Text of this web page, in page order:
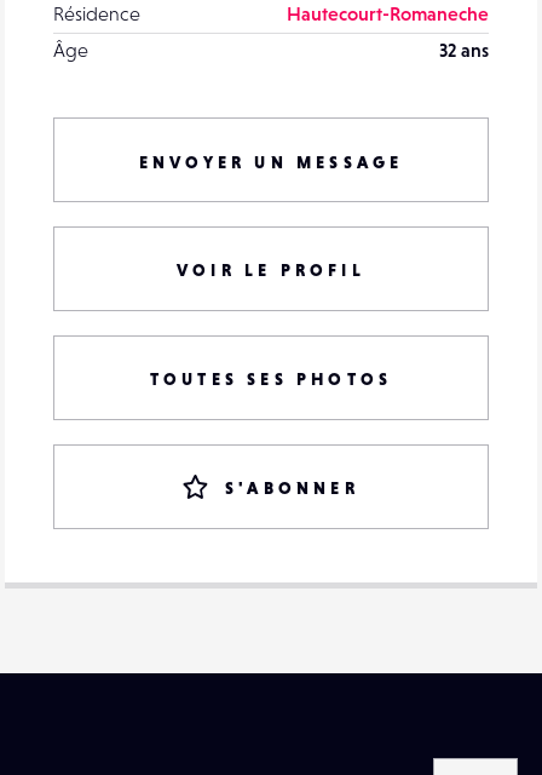
Résidence
Hautecourt-Romaneche
Âge
32 ans
ENVOYER UN MESSAGE
VOIR LE PROFIL
TOUTES SES PHOTOS
S'ABONNER